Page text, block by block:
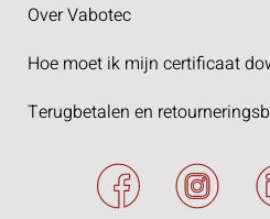
Over Vabotec
Hoe moet ik mijn certificaat
Terugbetalen en